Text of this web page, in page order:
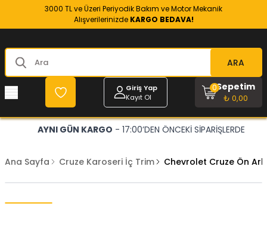
3000 TL ve Üzeri Periyodik Bakım ve Motor Mekanik
Alışverilerinizde KARGO BEDAVA!
ARA
Giriş Yap
Kayıt Ol
Sepetim
₺ 0,00
0
AYNI GÜN KARGO - 17:00’DEN ÖNCEKİ SİPARİŞLERDE
Ana Sayfa Cruze Karoseri İç Trim Chevrolet Cruze Ön